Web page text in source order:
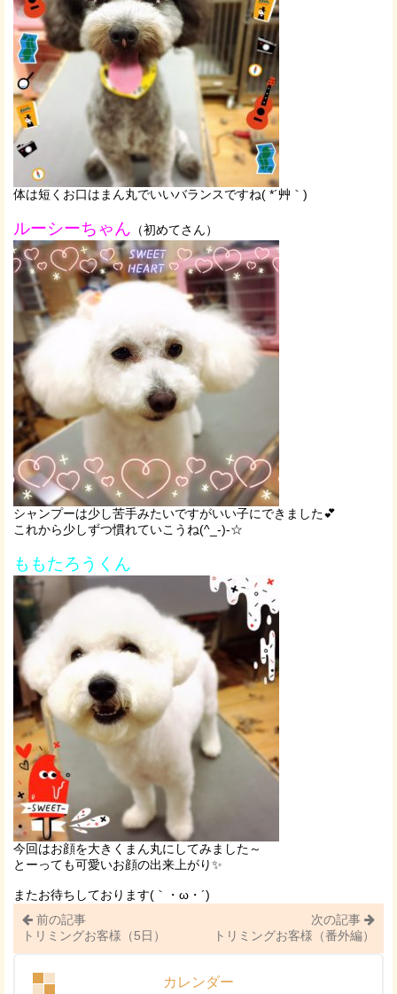
体は短くお口はまん丸でいいバランスですね( *´艸｀)
ルーシーちゃん （初めてさん）
シャンプーは少し苦手みたいですがいい子にできました💕
これから少しずつ慣れていこうね(^_-)-☆
ももたろうくん
今回はお顔を大きくまん丸にしてみました～
とーっても可愛いお顔の出来上がり✨
またお待ちしております(｀・ω・´)ゞ
前の記事
トリミングお客様（5日）
次の記事
トリミングお客様（番外編）
カレンダー